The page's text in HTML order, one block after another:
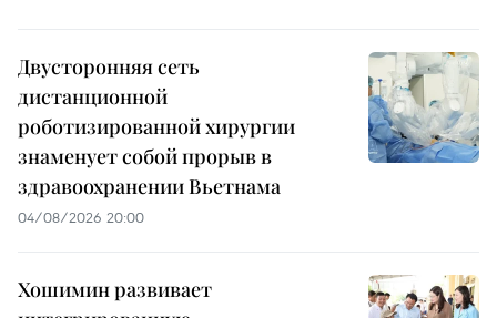
Двусторонняя сеть
дистанционной
роботизированной хирургии
знаменует собой прорыв в
здравоохранении Вьетнама
04/08/2026 20:00
Хошимин развивает